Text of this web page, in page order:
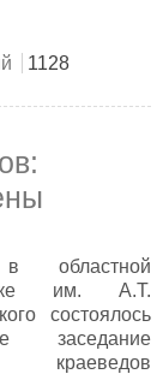
1128
областной
им. А.Т.
состоялось
заседание